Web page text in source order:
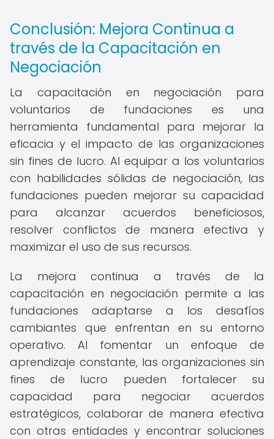
Conclusión: Mejora Continua a
través de la Capacitación en
Negociación
La capacitación en negociación para
voluntarios de fundaciones es una
herramienta fundamental para mejorar la
eficacia y el impacto de las organizaciones
sin fines de lucro. Al equipar a los voluntarios
con habilidades sólidas de negociación, las
fundaciones pueden mejorar su capacidad
para alcanzar acuerdos beneficiosos,
resolver conflictos de manera efectiva y
maximizar el uso de sus recursos.
La mejora continua a través de la
capacitación en negociación permite a las
fundaciones adaptarse a los desafíos
cambiantes que enfrentan en su entorno
operativo. Al fomentar un enfoque de
aprendizaje constante, las organizaciones sin
fines de lucro pueden fortalecer su
capacidad para negociar acuerdos
estratégicos, colaborar de manera efectiva
con otras entidades y encontrar soluciones